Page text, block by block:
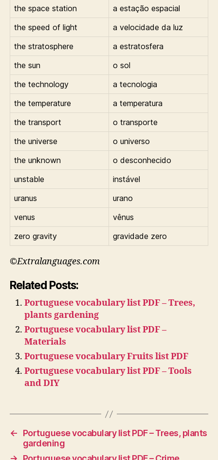
the space station
a estação espacial
the speed of light
a velocidade da luz
the stratosphere
a estratosfera
the sun
o sol
the technology
a tecnologia
the temperature
a temperatura
the transport
o transporte
the universe
o universo
the unknown
o desconhecido
unstable
instável
uranus
urano
venus
vênus
zero gravity
gravidade zero
©Extralanguages.com
Related Posts:
Portuguese vocabulary list PDF – Trees,
plants gardening
Portuguese vocabulary list PDF –
Materials
Portuguese vocabulary Fruits list PDF
Portuguese vocabulary list PDF – Tools
and DIY
←
Portuguese vocabulary list PDF – Trees, plants
gardening